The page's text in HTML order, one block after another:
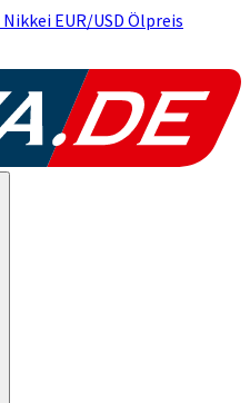
Nikkei EUR/USD Ölpreis